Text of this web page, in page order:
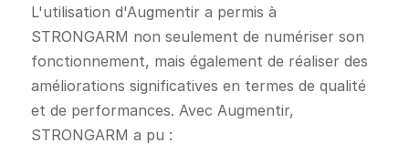
L'utilisation d'Augmentir a permis à
STRONGARM non seulement de numériser son
fonctionnement, mais également de réaliser des
améliorations significatives en termes de qualité
et de performances. Avec Augmentir,
STRONGARM a pu :